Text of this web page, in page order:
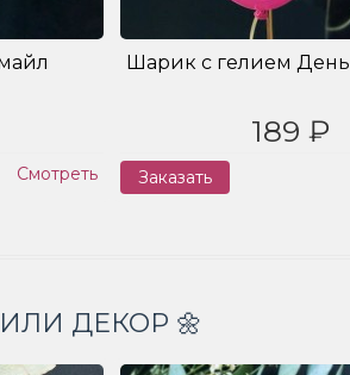
Смотреть
Шарик с гелием
189 ₽
Заказать
ДЕКОР 🌼